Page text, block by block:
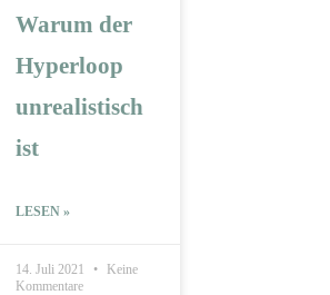
Warum der
Hyperloop
unrealistisch
ist
LESEN »
14. Juli 2021
Keine
Kommentare